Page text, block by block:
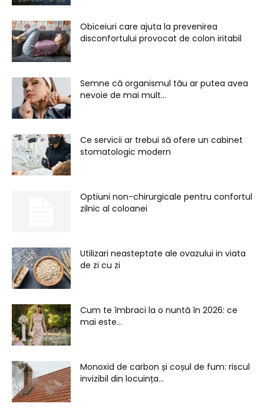
Obiceiuri care ajuta la prevenirea
disconfortului provocat de colon iritabil
Semne că organismul tău ar putea avea
nevoie de mai mult...
Ce servicii ar trebui să ofere un cabinet
stomatologic modern
Optiuni non-chirurgicale pentru confortul
zilnic al coloanei
Utilizari neasteptate ale ovazului in viata
de zi cu zi
Cum te îmbraci la o nuntă în 2026: ce
mai este...
Monoxid de carbon și coșul de fum: riscul
invizibil din locuința...